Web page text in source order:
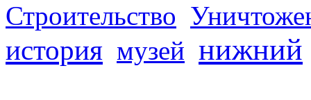
Строительство
история музей нижний